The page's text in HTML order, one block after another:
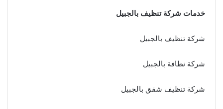
خدمات شركة تنظيف بالجبيل
شركة تنظيف بالجبيل
شركة نظافة بالجبيل
شركة تنظيف شقق بالجبيل